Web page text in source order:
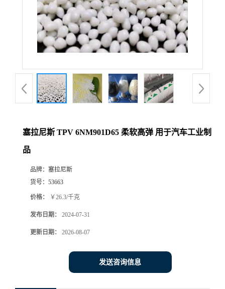
塞拉尼斯 TPV 6NM901D65 柔软高弹 用于汽车工业制
品
品牌： 塞拉尼斯
货号： 53663
价格： ￥26.3/千克
发布日期： 2024-07-31
更新日期： 2026-08-07
发送咨询信息